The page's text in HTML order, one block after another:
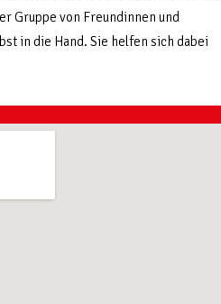
Gruppe von Freundinnen und
in die Hand. Sie helfen sich dabei